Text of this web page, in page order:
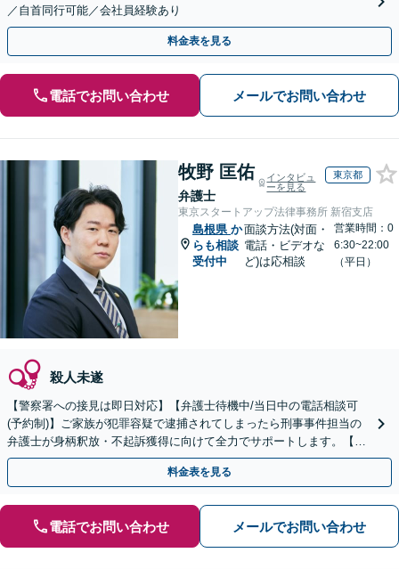
／自首同行可能／会社員経験あり
料金表を見る
電話でお問い合わせ メールでお問い合わせ
牧野 匡佑
弁護士
インタビュ
ーを見る
東京都
東京スタートアップ法律事務所 新宿支店
島根県 か
らも相談
受付中
面談方法(対面・
電話・ビデオな
ど)は応相談
営業時間：0
6:30~22:00
（平日）
殺人未遂
【警察署への接見は即日対応】【弁護士待機中/当日中の電話相談可
(予約制)】ご家族が犯罪容疑で逮捕されてしまったら刑事事件担当の
弁護士が身柄釈放・不起訴獲得に向けて全力でサポートします。【毎
月100名以上の相談実績】【全国対応】
料金表を見る
電話でお問い合わせ メールでお問い合わせ